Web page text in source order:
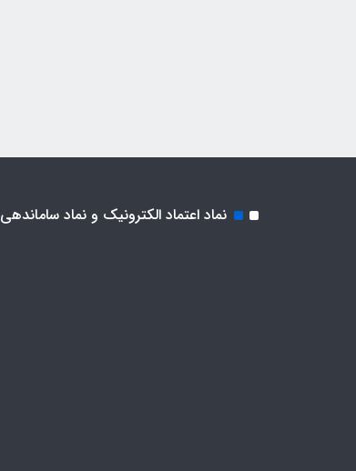
نماد اعتماد الکترونیک و نماد ساماندهی